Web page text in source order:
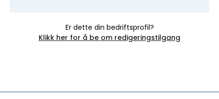
Er dette din bedriftsprofil?
Klikk her for å be om redigeringstilgang